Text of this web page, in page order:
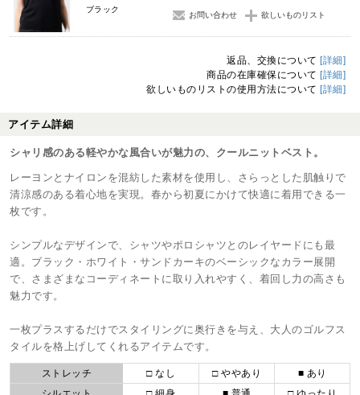
ブラック
お問い合わせ 欲しいものリスト
返品、交換について [詳細]
商品の在庫確保について [詳細]
欲しいものリストの使用方法について [詳細]
アイテム詳細
シャリ感のある軽やかな風合いが魅力の、クールニットベスト。
レーヨンとナイロンを混紡した素材を使用し、さらっとした肌触りで
清涼感のある着心地を実現。春から初夏にかけて快適に着用できる一
枚です。
シンプルなデザインで、シャツやポロシャツとのレイヤードにも最
適。ブラック・ホワイト・サンドカーキのベーシックなカラー展開
で、さまざまなコーディネートに取り入れやすく、着回し力の高さも
魅力です。
一枚プラスするだけでスタイリングに奥行きを与え、大人のゴルフス
タイルを格上げしてくれるアイテムです。
ストレッチ □ なし □ ややあり
■ あり